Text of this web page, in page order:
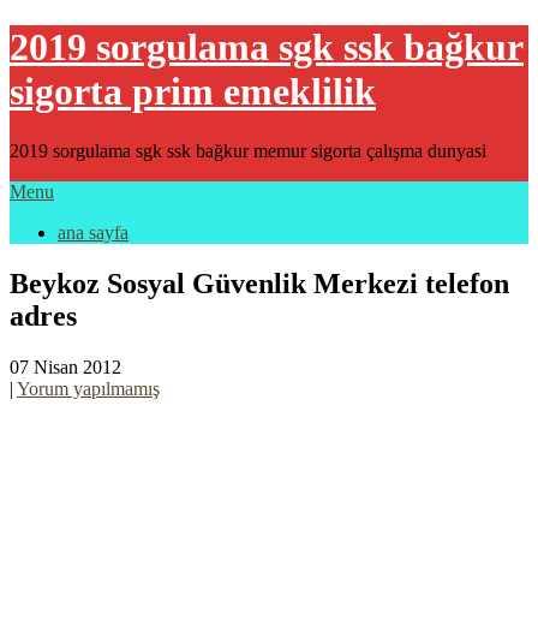
2019 sorgulama sgk ssk bağkur
sigorta prim emeklilik
2019 sorgulama sgk ssk bağkur memur sigorta çalışma dunyasi
Menu
ana sayfa
Beykoz Sosyal Güvenlik Merkezi telefon
adres
07 Nisan 2012
| Yorum yapılmamış